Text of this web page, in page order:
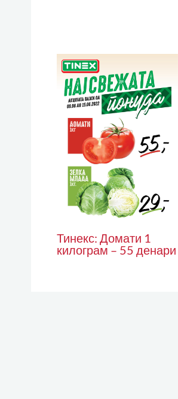
Тинекс: Домати 1
килограм – 55 денари